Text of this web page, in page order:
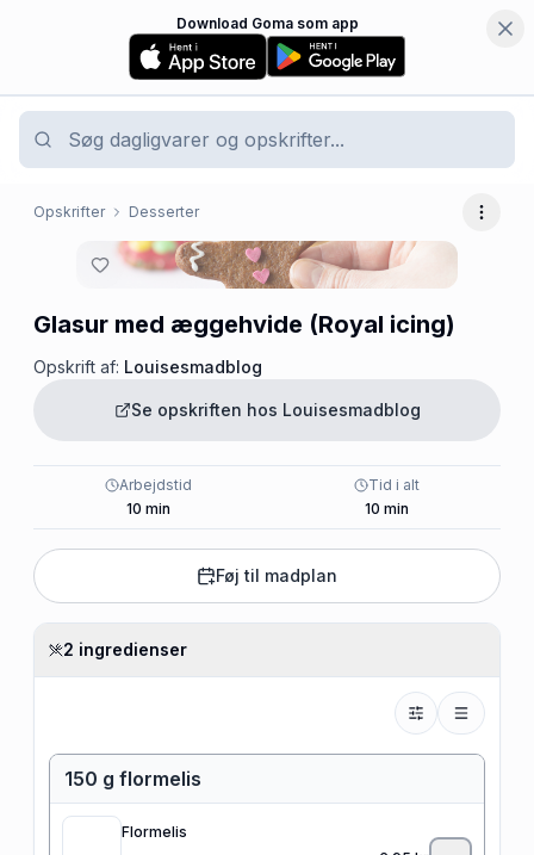
Download Goma som app
Opskrifter Desserter Flere
Glasur med æggehvide (Royal icing)
Opskrift af: Louisesmadblog
Se opskriften hos Louisesmadblog
Arbejdstid
10 min
Tid i alt
10 min
Føj til madplan
2 ingredienser
150 g flormelis
Flormelis